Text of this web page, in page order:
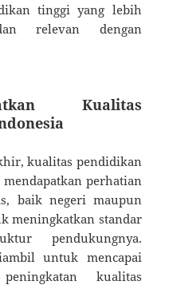
tinggi yang lebih
relevan dengan
Kualitas
kualitas pendidikan
perhatian
baik negeri maupun
meningkatkan standar
pendukungnya.
untuk mencapai
kualitas